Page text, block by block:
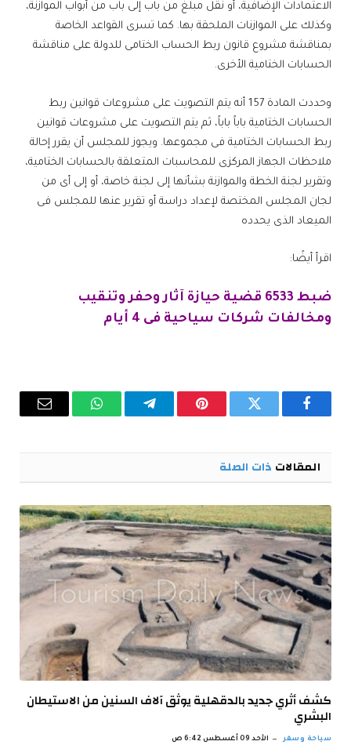
الاعتمادات الإضافية، أو نقل مبلغ من باب إلى باب من أبواب الموازنة،
وكذلك على الموازنات الملحقة بها. كما تسرى القواعد الخاصة
بمناقشة مشروع قانون ربط الحساب الختامى للدولة على مناقشة
الحسابات الختامية الأخرى.
وحددت المادة 157 أنه يتم التصويت على مشروعات قوانين ربط
الحسابات الختامية باباً باباً، ثم يتم التصويت على مشروعات قوانين
ربط الحسابات الختامية فى مجموعها. ويجوز للمجلس أن يقرر إحالة
ملاحظات الجهاز المركزى للمحاسبات المتعلقة بالحسابات الختامية،
وتقرير لجنة الخطة والموازنة بشأنها إلى لجنة خاصة، أو إلى أى من
لجان المجلس المختصة لإعداد دراسة أو تقرير عنها للمجلس فى
الميعاد الذى يحدده
اقرأ أيضًا:
ضبط 6533 قضية حيازة آثار وحفر وتنقيب
ومخالفات شركات سياحية فى 4 أيام
فيسبوك تويتر بينتيريستتيلقرام واتساب البريد
المقالات ذات الصلة
كشف أثري جديد بالدقهلية يوثق آلاف السنين من الاستيطان
البشري
سياحة وسفر الأحد 09 أغسطس 6:42 ص